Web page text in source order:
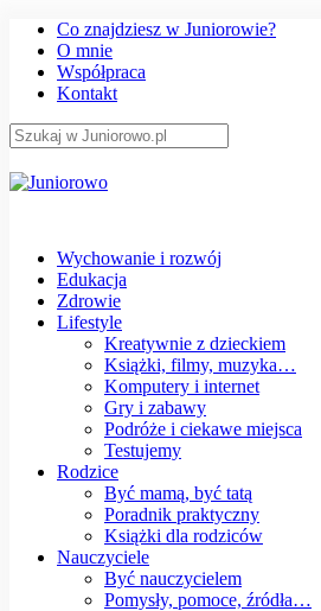
Co znajdziesz w Juniorowie?
O mnie
Współpraca
Kontakt
Wychowanie i rozwój
Edukacja
Zdrowie
Lifestyle
Kreatywnie z dzieckiem
Książki, filmy, muzyka…
Komputery i internet
Gry i zabawy
Podróże i ciekawe miejsca
Testujemy
Rodzice
Być mamą, być tatą
Poradnik praktyczny
Książki dla rodziców
Nauczyciele
Być nauczycielem
Pomysły, pomoce, źródła…